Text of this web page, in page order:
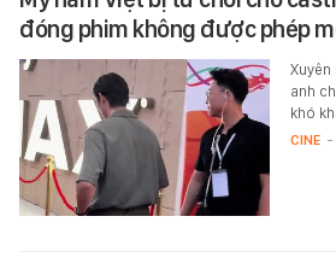
đóng phim không được phép
anh
khó
CINE -